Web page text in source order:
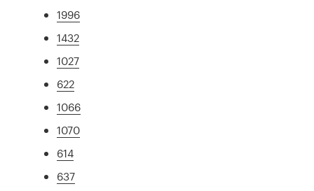
1996
1432
1027
622
1066
1070
614
637